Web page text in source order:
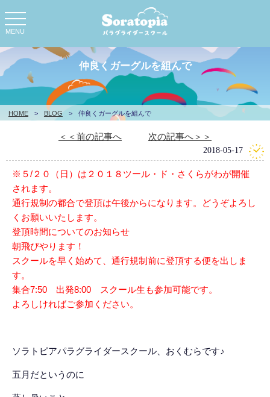
toggle
navigation
MENU
HOME > BLOG > 仲良くガーグルを組んで
仲良くガーグルを組んで
＜＜前の記事へ 次の記事へ＞＞
2018-05-17
※５/２０（日）は２０１８ツール・ド・さくらがわが開催
されます。
通行規制の都合で登頂は午後からになります。どうぞよろし
くお願いいたします。
登頂時間についてのお知らせ
朝飛びやります！
スクールを早く始めて、通行規制前に登頂する便を出しま
す。
集合7:50 出発8:00 スクール生も参加可能です。
よろしければご参加ください。
ソラトピアパラグライダースクール、おくむらです♪
五月だというのに